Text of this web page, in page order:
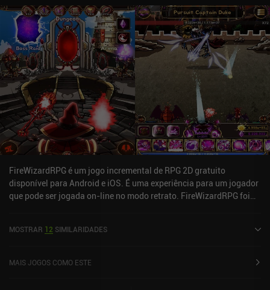
FireWizardRPG é um jogo incremental de RPG 2D gratuito
disponível para Android e iOS. É uma experiência para um jogador
que pode ser jogada on-line no modo retrato. FireWizardRPG foi
MOSTRAR 12 SIMILARIDADES
MAIS JOGOS COMO ESTE